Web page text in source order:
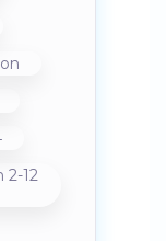
2-12